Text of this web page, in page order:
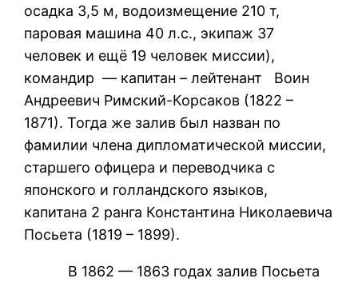
осадка 3,5 м, водоизмещение 210 т,
паровая машина 40 л.с., экипаж 37
человек и ещё 19 человек миссии),
командир — капитан – лейтенант Воин
Андреевич Римский-Корсаков (1822 –
1871). Тогда же залив был назван по
фамилии члена дипломатической миссии,
старшего офицера и переводчика с
японского и голландского языков,
капитана 2 ранга Константина Николаевича
Посьета (1819 – 1899).
В 1862 — 1863 годах залив Посьета